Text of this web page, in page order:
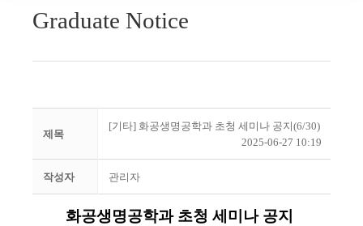
Graduate Notice
제목
[기타] 화공생명공학과 초청 세미나 공지(6/30)
2025-06-27 10:19
작성자 관리자
화공생명공학과 초청 세미나 공지